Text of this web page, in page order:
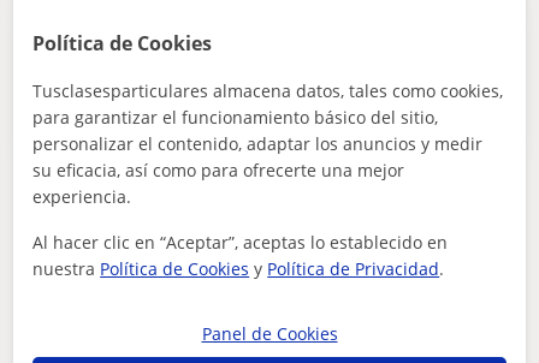
Publica un anuncio
Publicar anuncio
12€/h 1ª clase gratis
Cantabria
Política de Cookies
Tusclasesparticulares almacena datos, tales como cookies,
para garantizar el funcionamiento básico del sitio,
personalizar el contenido, adaptar los anuncios y medir
su eficacia, así como para ofrecerte una mejor
experiencia.
Al hacer clic en “Aceptar”, aceptas lo establecido en
nuestra Política de Cookies y Política de Privacidad.
Panel de Cookies